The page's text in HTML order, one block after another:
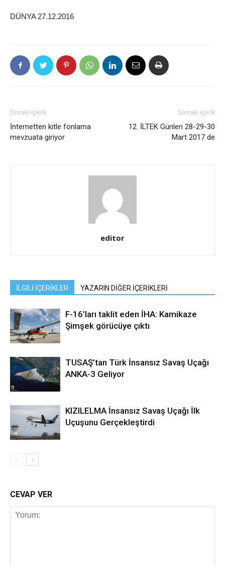
DÜNYA 27.12.2016
Önceki İçerik
İnternetten kitle fonlama
mevzuata giriyor
Sonraki İçerik
12. İLTEK Günleri 28-29-30
Mart 2017 de
editor
İLGİLİ İÇERİKLER YAZARIN DİĞER İÇERİKLERİ
F-16’ları taklit eden İHA: Kamikaze
Şimşek görücüye çıktı
TUSAŞ’tan Türk İnsansız Savaş Uçağı
ANKA-3 Geliyor
KIZILELMA İnsansız Savaş Uçağı İlk
Uçuşunu Gerçekleştirdi
CEVAP VER